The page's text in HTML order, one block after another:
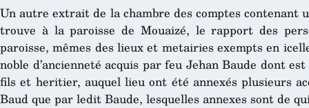
Un autre extrait de la chambre des comptes contenant
trouve à la paroisse de Mouaizé, le rapport des
paroisse, mêmes des lieux et metairies exempts en
noble d’ancienneté acquis par feu Jehan Baude dont
fils et heritier, auquel lieu ont été annexés plusieurs
Baud que par ledit Baude, lesquelles annexes sont de